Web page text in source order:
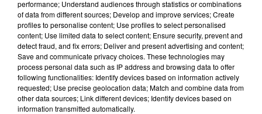
Le Duel - Gagnez vos entrées
pour l'un des zoos de nos
régions !
performance; Understand audiences through statistics or combinations
of data from different sources; Develop and improve services; Create
profiles to personalise content; Use profiles to select personalised
content; Use limited data to select content; Ensure security, prevent and
detect fraud, and fix errors; Deliver and present advertising and content;
Save and communicate privacy choices. These technologies may
process personal data such as IP address and browsing data to offer
following functionalities: Identify devices based on information actively
requested; Use precise geolocation data; Match and combine data from
other data sources; Link different devices; Identify devices based on
information transmitted automatically.